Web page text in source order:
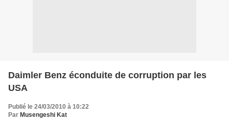
Daimler Benz éconduite de corruption par les
USA
Publié le 24/03/2010 à 10:22
Par Musengeshi Kat